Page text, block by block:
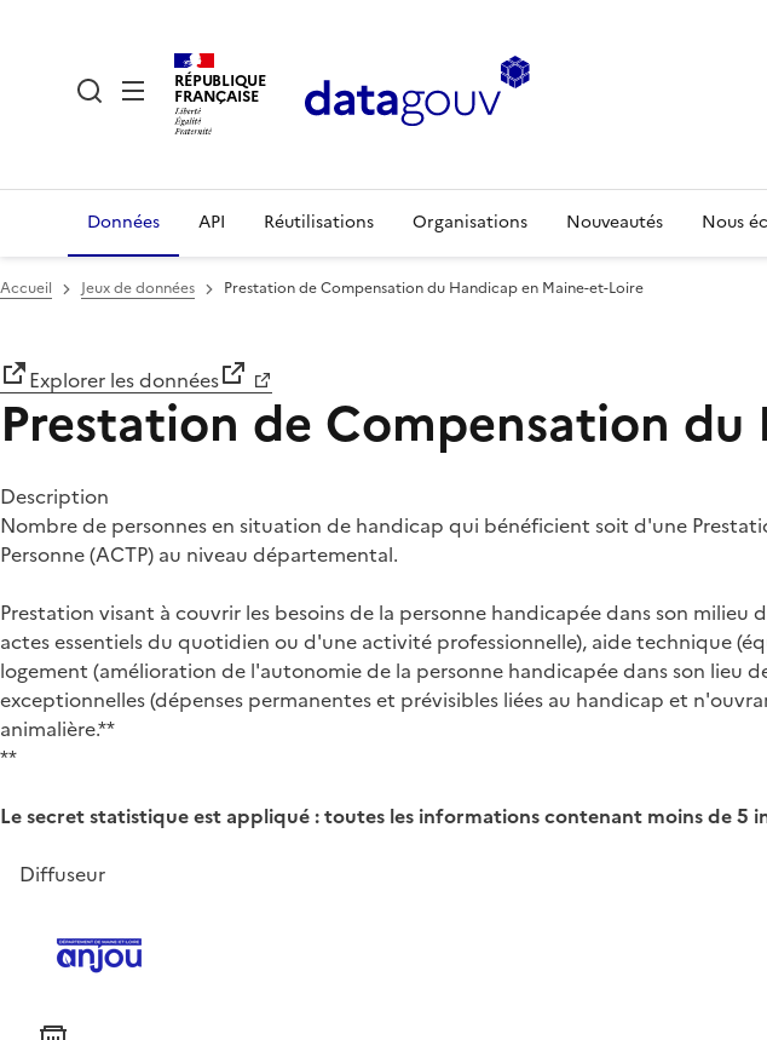
RÉPUBLIQUE
FRANÇAISE
Données API Réutilisations Organisations Nouveautés Nous
Accueil Jeux de données Prestation de Compensation du Handicap en Maine-et-Loire
Explorer les données
Prestation de Compensation
Description
Nombre de personnes en situation de handicap qui bénéficient soit d'une
Personne (ACTP) au niveau départemental.
Prestation visant à couvrir les besoins de la personne handicapée dans son
actes essentiels du quotidien ou d'une activité professionnelle), aide technique
logement (amélioration de l'autonomie de la personne handicapée dans son lieu
exceptionnelles (dépenses permanentes et prévisibles liées au handicap et
animalière.**
**
Le secret statistique est appliqué : toutes les informations contenant moins de 5
Diffuseur